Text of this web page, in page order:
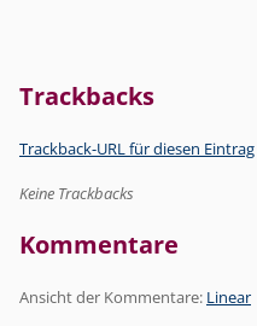
Trackbacks
Trackback-URL für diesen Eintrag
Keine Trackbacks
Kommentare
Ansicht der Kommentare: Linear